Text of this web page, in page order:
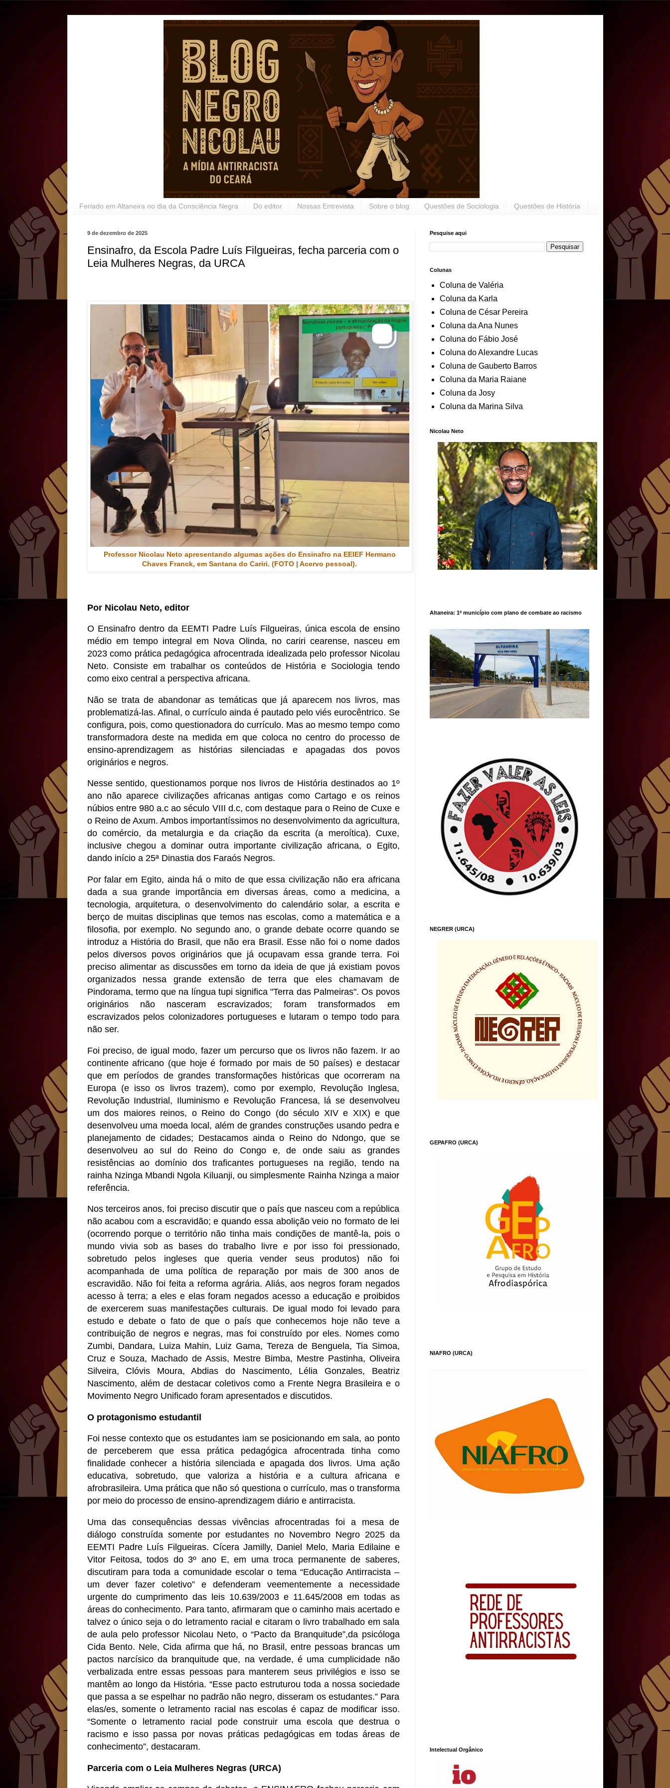
Feriado em Altaneira no dia da Consciência Negra Do editor Nossas Entrevista Sobre o blog Questões de Sociologia Questões de História
9 de dezembro de 2025
Ensinafro, da Escola Padre Luís Filgueiras, fecha parceria com o
Leia Mulheres Negras, da URCA
Professor Nicolau Neto apresentando algumas ações do Ensinafro na EEIEF Hermano
Chaves Franck, em Santana do Cariri. (FOTO | Acervo pessoal).
Por Nicolau Neto, editor
O Ensinafro dentro da EEMTI Padre Luís Filgueiras, única escola de ensino
médio em tempo integral em Nova Olinda, no cariri cearense, nasceu em
2023 como prática pedagógica afrocentrada idealizada pelo professor Nicolau
Neto. Consiste em trabalhar os conteúdos de História e Sociologia tendo
como eixo central a perspectiva africana.
Não se trata de abandonar as temáticas que já aparecem nos livros, mas
problematizá-las. Afinal, o currículo ainda é pautado pelo viés eurocêntrico. Se
configura, pois, como questionadora do currículo. Mas ao mesmo tempo como
transformadora deste na medida em que coloca no centro do processo de
ensino-aprendizagem as histórias silenciadas e apagadas dos povos
originários e negros.
Nesse sentido, questionamos porque nos livros de História destinados ao 1º
ano não aparece civilizações africanas antigas como Cartago e os reinos
núbios entre 980 a.c ao século VIII d.c, com destaque para o Reino de Cuxe e
o Reino de Axum. Ambos importantíssimos no desenvolvimento da agricultura,
do comércio, da metalurgia e da criação da escrita (a meroítica). Cuxe,
inclusive chegou a dominar outra importante civilização africana, o Egito,
dando início a 25ª Dinastia dos Faraós Negros.
Por falar em Egito, ainda há o mito de que essa civilização não era africana
dada a sua grande importância em diversas áreas, como a medicina, a
tecnologia, arquitetura, o desenvolvimento do calendário solar, a escrita e
berço de muitas disciplinas que temos nas escolas, como a matemática e a
filosofia, por exemplo. No segundo ano, o grande debate ocorre quando se
introduz a História do Brasil, que não era Brasil. Esse não foi o nome dados
pelos diversos povos originários que já ocupavam essa grande terra. Foi
preciso alimentar as discussões em torno da ideia de que já existiam povos
organizados nessa grande extensão de terra que eles chamavam de
Pindorama, termo que na língua tupi significa "Terra das Palmeiras". Os povos
originários não nasceram escravizados; foram transformados em
escravizados pelos colonizadores portugueses e lutaram o tempo todo para
não ser.
Foi preciso, de igual modo, fazer um percurso que os livros não fazem. Ir ao
continente africano (que hoje é formado por mais de 50 países) e destacar
que em períodos de grandes transformações históricas que ocorreram na
Europa (e isso os livros trazem), como por exemplo, Revolução Inglesa,
Revolução Industrial, Iluminismo e Revolução Francesa, lá se desenvolveu
um dos maiores reinos, o Reino do Congo (do século XIV e XIX) e que
desenvolveu uma moeda local, além de grandes construções usando pedra e
planejamento de cidades; Destacamos ainda o Reino do Ndongo, que se
desenvolveu ao sul do Reino do Congo e, de onde saiu as grandes
resistências ao domínio dos traficantes portugueses na região, tendo na
rainha Nzinga Mbandi Ngola Kiluanji, ou simplesmente Rainha Nzinga a maior
referência.
Nos terceiros anos, foi preciso discutir que o país que nasceu com a república
não acabou com a escravidão; e quando essa abolição veio no formato de lei
(ocorrendo porque o território não tinha mais condições de mantê-la, pois o
mundo vivia sob as bases do trabalho livre e por isso foi pressionado,
sobretudo pelos ingleses que queria vender seus produtos) não foi
acompanhada de uma política de reparação por mais de 300 anos de
escravidão. Não foi feita a reforma agrária. Aliás, aos negros foram negados
acesso à terra; a eles e elas foram negados acesso a educação e proibidos
de exercerem suas manifestações culturais. De igual modo foi levado para
estudo e debate o fato de que o país que conhecemos hoje não teve a
contribuição de negros e negras, mas foi construído por eles. Nomes como
Zumbi, Dandara, Luiza Mahin, Luiz Gama, Tereza de Benguela, Tia Simoa,
Cruz e Souza, Machado de Assis, Mestre Bimba, Mestre Pastinha, Oliveira
Silveira, Clóvis Moura, Abdias do Nascimento, Lélia Gonzales, Beatriz
Nascimento, além de destacar coletivos como a Frente Negra Brasileira e o
Movimento Negro Unificado foram apresentados e discutidos.
O protagonismo estudantil
Foi nesse contexto que os estudantes iam se posicionando em sala, ao ponto
de perceberem que essa prática pedagógica afrocentrada tinha como
finalidade conhecer a história silenciada e apagada dos livros. Uma ação
educativa, sobretudo, que valoriza a história e a cultura africana e
afrobrasileira. Uma prática que não só questiona o currículo, mas o transforma
por meio do processo de ensino-aprendizagem diário e antirracista.
Uma das consequências dessas vivências afrocentradas foi a mesa de
diálogo construída somente por estudantes no Novembro Negro 2025 da
EEMTI Padre Luís Filgueiras. Cícera Jamilly, Daniel Melo, Maria Edilaine e
Vitor Feitosa, todos do 3º ano E, em uma troca permanente de saberes,
discutiram para toda a comunidade escolar o tema “Educação Antirracista –
um dever fazer coletivo” e defenderam veementemente a necessidade
urgente do cumprimento das leis 10.639/2003 e 11.645/2008 em todas as
áreas do conhecimento. Para tanto, afirmaram que o caminho mais acertado e
talvez o único seja o do letramento racial e citaram o livro trabalhado em sala
de aula pelo professor Nicolau Neto, o “Pacto da Branquitude”,da psicóloga
Cida Bento. Nele, Cida afirma que há, no Brasil, entre pessoas brancas um
pactos narcísico da branquitude que, na verdade, é uma cumplicidade não
verbalizada entre essas pessoas para manterem seus privilégios e isso se
mantêm ao longo da História. “Esse pacto estruturou toda a nossa sociedade
que passa a se espelhar no padrão não negro, disseram os estudantes.” Para
elas/es, somente o letramento racial nas escolas é capaz de modificar isso.
“Somente o letramento racial pode construir uma escola que destrua o
racismo e isso passa por novas práticas pedagógicas em todas áreas de
conhecimento”, destacaram.
Parceria com o Leia Mulheres Negras (URCA)
Pesquise aqui
Colunas
Coluna de Valéria
Coluna da Karla
Coluna de César Pereira
Coluna da Ana Nunes
Coluna do Fábio José
Coluna do Alexandre Lucas
Coluna de Gauberto Barros
Coluna da Maria Raiane
Coluna da Josy
Coluna da Marina Silva
Nicolau Neto
Altaneira: 1º município com plano de combate ao racismo
NEGRER (URCA)
GEPAFRO (URCA)
NIAFRO (URCA)
Intelectual Orgânico